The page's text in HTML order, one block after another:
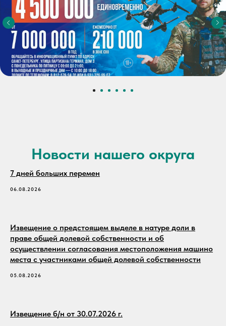
Новости нашего округа
7 дней больших перемен
06.08.2026
Извещение о предстоящем выделе в натуре доли в
праве общей долевой собственности и об
осуществлении согласования местоположения машино
места с участниками общей долевой собственности
05.08.2026
Извещение б/н от 30.07.2026 г.